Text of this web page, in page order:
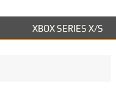
XBOX SERIES X/S